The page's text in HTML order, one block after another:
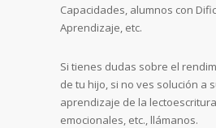
Capacidades, alumnos con
Aprendizaje, etc.
Si tienes dudas sobre el
de tu hijo, si no ves solución a
aprendizaje de la
emocionales, etc., llámanos.